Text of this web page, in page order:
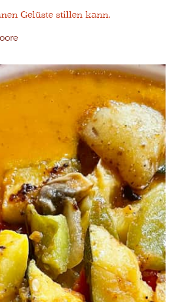
Gelüste stillen kann.